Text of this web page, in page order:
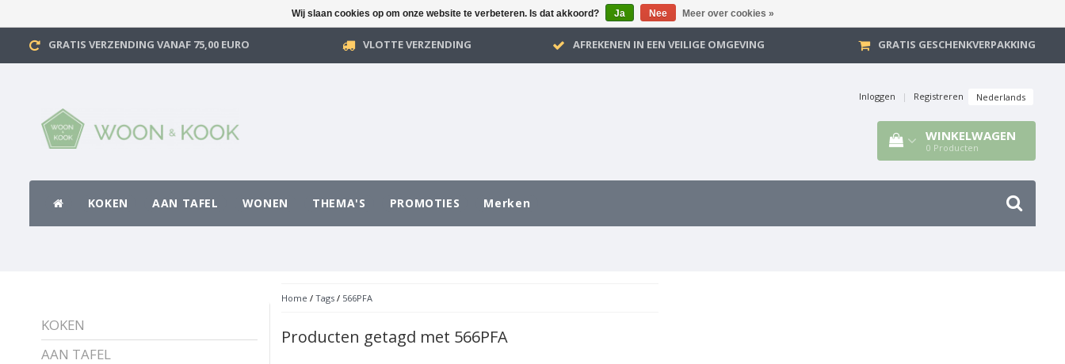
GRATIS VERZENDING VANAF 75,00 EURO VLOTTE VERZENDING AFREKENEN IN EEN VEILIGE OMGEVING GRATIS GESCHENKVERPAKKING
Inloggen | Registreren Nederlands
WINKELWAGEN
0 Producten
KOKEN AAN TAFEL WONEN THEMA'S PROMOTIES Merken
KOKEN
AAN TAFEL
Home / Tags/ 566PFA
Producten getagd met 566PFA
Wij slaan cookies op om onze website te verbeteren. Is dat akkoord? Ja Nee Meer over cookies »